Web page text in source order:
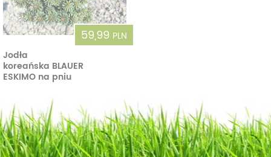
59,99 PLN
Jodła
koreańska BLAUER
ESKIMO na pniu